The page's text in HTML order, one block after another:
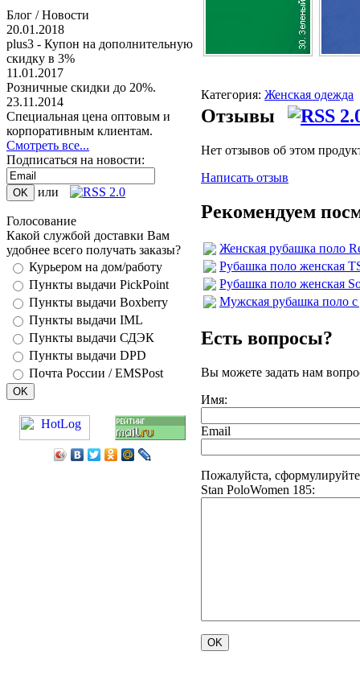
Блог / Новости
20.01.2018
plus3 - Купон на дополнительную
скидку в 3%
11.01.2017
Розничные скидки до 20%.
23.11.2014
Специальная цена оптовым и
корпоративным клиентам.
Смотреть все...
Подписаться на новости:
или
Голосование
Какой службой доставки Вам
удобнее всего получать заказы?
Курьером на дом/работу
Пункты выдачи PickPoint
Пункты выдачи Boxberry
Пункты выдачи IML
Пункты выдачи СДЭК
Пункты выдачи DPD
Почта России / EMSPost
Категория: Женская одежда
Отзывы
Нет отзывов об этом
Написать отзыв
Рекомендуем
Женская рубашка поло
Рубашка поло женская
Рубашка поло женская
Мужская рубашка поло
Есть вопросы?
Вы можете задать нам
Имя:
Email
Пожалуйста,
Stan PoloWomen 185: